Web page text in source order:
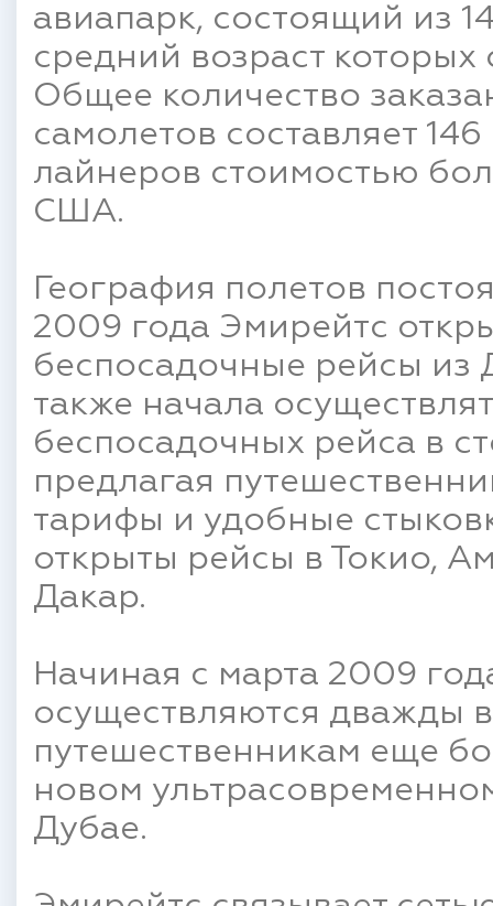
авиапарк, состоящий из
средний возраст которых
Общее количество
самолетов составляет
лайнеров стоимостью
США.
География полетов
2009 года Эмирейтс
беспосадочные рейсы
также начала
беспосадочных рейса в
предлагая
тарифы и удобные
открыты рейсы в Токио,
Дакар.
Начиная с марта 2009
осуществляются дважды
путешественникам еще
новом
Дубае.